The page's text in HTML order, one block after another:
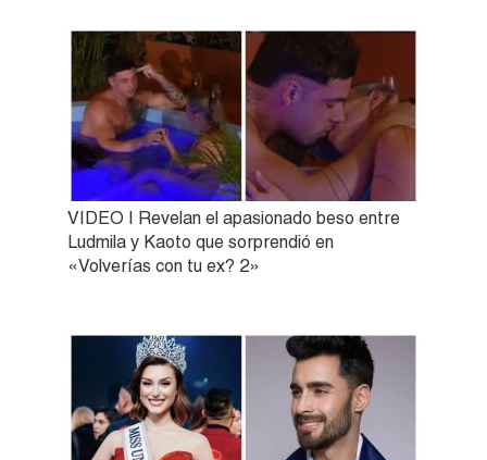
VIDEO | Revelan el apasionado beso entre
Ludmila y Kaoto que sorprendió en
«Volverías con tu ex? 2»